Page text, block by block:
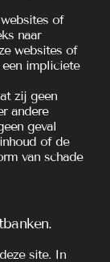
of
naar
websites of
impliciete
zij geen
andere
geval
of de
van schade
site. In